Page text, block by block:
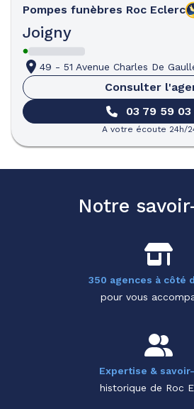
Pompes funèbres Roc Eclerc
Joigny
49 - 51 Avenue Charles De
Consulter
03 79 59 03
A votre écoute 24h/
Notre
350 agences à côté
pour vous
Expertise &
historique de Roc